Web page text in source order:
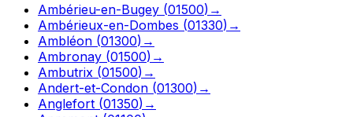
Ambérieu-en-Bugey (01500) →
Ambérieux-en-Dombes (01330) →
Ambléon (01300) →
Ambronay (01500) →
Ambutrix (01500) →
Andert-et-Condon (01300) →
Anglefort (01350) →